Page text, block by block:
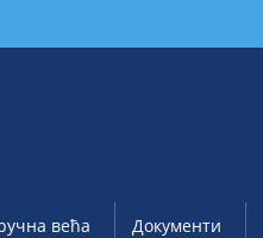
већа Документи